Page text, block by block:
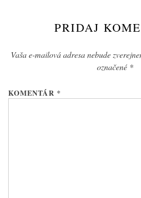
PRIDAJ
Vaša e-mailová adresa nebude
označené *
KOMENTÁR *